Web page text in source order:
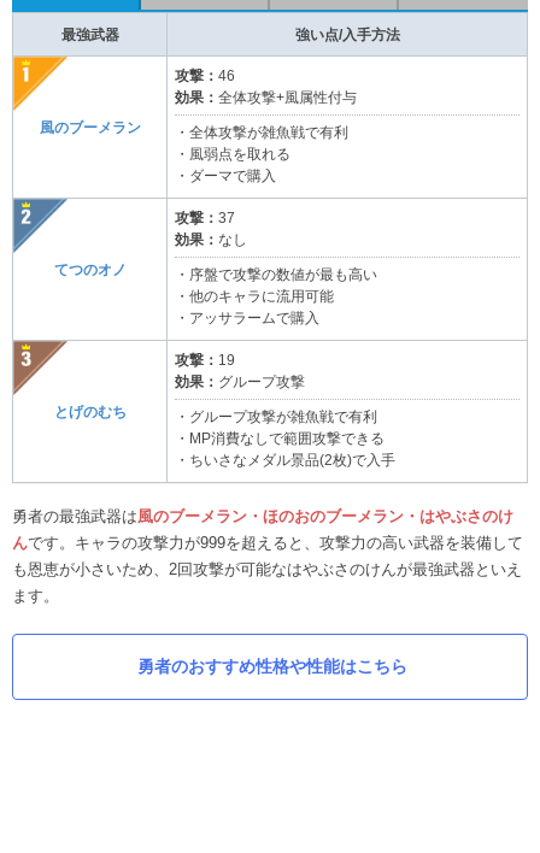
最強武器 強い点/入手方法
風のブーメラン
攻撃： 46
効果： 全体攻撃+風属性付与
・全体攻撃が雑魚戦で有利
・風弱点を取れる
・ダーマで購入
てつのオノ
攻撃： 37
効果： なし
・序盤で攻撃の数値が最も高い
・他のキャラに流用可能
・アッサラームで購入
とげのむち
攻撃： 19
効果： グループ攻撃
・グループ攻撃が雑魚戦で有利
・MP消費なしで範囲攻撃できる
・ちいさなメダル景品(2枚)で入手
勇者の最強武器は風のブーメラン・ほのおのブーメラン・はやぶさのけ
んです。キャラの攻撃力が999を超えると、攻撃力の高い武器を装備して
も恩恵が小さいため、2回攻撃が可能なはやぶさのけんが最強武器といえ
ます。
勇者のおすすめ性格や性能はこちら